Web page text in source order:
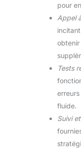
pour
Appel
obtenir
Tests
fluide.
Suivi